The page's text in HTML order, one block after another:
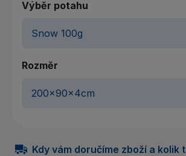
Výběr potahu
Rozměr
Kdy vám doručíme zboží a kolik